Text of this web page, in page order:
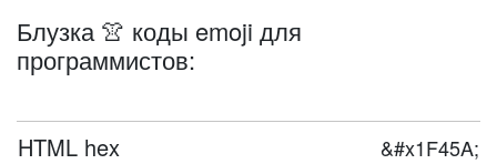
Блузка 👚 коды emoji для
программистов:
HTML hex &#x1F45A;